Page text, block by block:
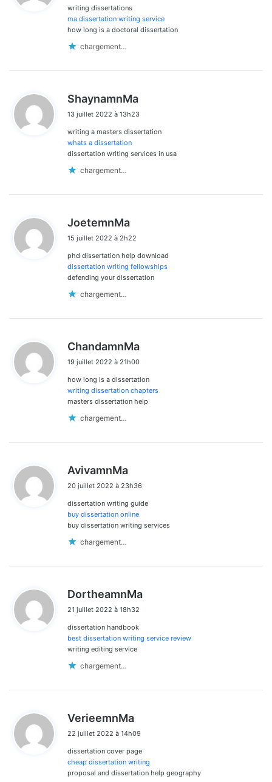
:
writing dissertations
ma dissertation writing service
how long is a doctoral dissertation
chargement…
ShaynamnMa
t
13 juillet 2022 à 13h23
writing a masters dissertation
whats a dissertation
dissertation writing services in usa
chargement…
JoetemnMa
t
:
15 juillet 2022 à 2h22
phd dissertation help download
dissertation writing fellowships
defending your dissertation
chargement…
ChandamnMa
:
19 juillet 2022 à 21h00
how long is a dissertation
writing dissertation chapters
masters dissertation help
chargement…
AvivamnMa
t
:
20 juillet 2022 à 23h36
dissertation writing guide
buy dissertation online
buy dissertation writing services
chargement…
DortheamnMa
:
21 juillet 2022 à 18h32
dissertation handbook
best dissertation writing service review
writing editing service
chargement…
VerieemnMa
t
:
22 juillet 2022 à 14h09
dissertation cover page
cheap dissertation writing
proposal and dissertation help geography